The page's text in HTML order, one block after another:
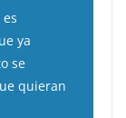
ya
se
quieran